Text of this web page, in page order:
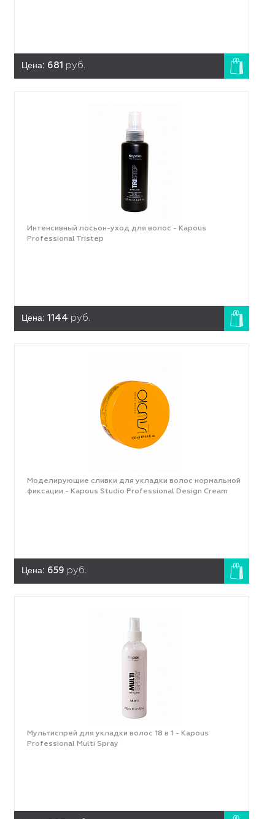
Цена: 681 руб.
Интенсивный лосьон-уход для волос - Kapous
Professional Tristep
Цена: 1144 руб.
Моделирующие сливки для укладки волос нормальной
фиксации - Kapous Studio Professional Design Cream
Цена: 659 руб.
Мультиспрей для укладки волос 18 в 1 - Kapous
Professional Multi Spray